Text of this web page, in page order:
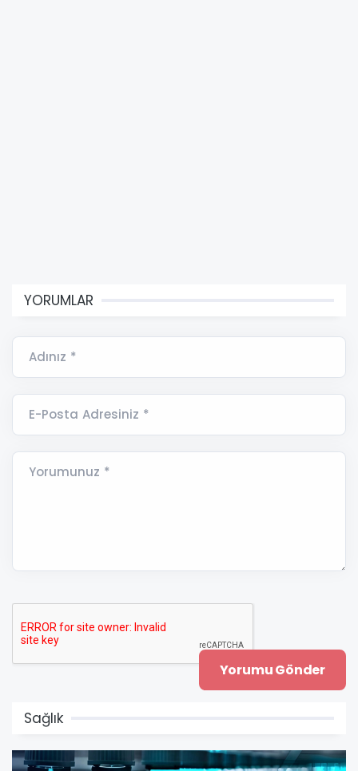
YORUMLAR
Adınız *
E-Posta Adresiniz *
Yorumunuz *
Sağlık